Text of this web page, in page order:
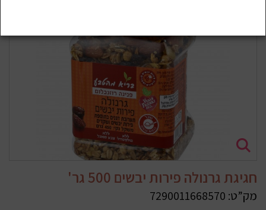
חגיגת גרנולה פירות יבשים 500 גר'
מק”ט: 7290011668570